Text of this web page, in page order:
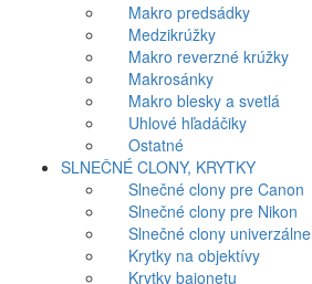
Makro predsádky
Medzikrúžky
Makro reverzné krúžky
Makrosánky
Makro blesky a svetlá
Uhlové hľadáčiky
Ostatné
SLNEČNÉ CLONY, KRYTKY
Slnečné clony pre Canon
Slnečné clony pre Nikon
Slnečné clony univerzálne
Krytky na objektívy
Krytky bajonetu